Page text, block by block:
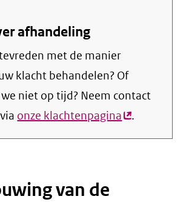
afhandeling
met de manier
klacht behandelen? Of
niet op tijd? Neem contact
onze klachtenpagina(externe
link)
.
van de